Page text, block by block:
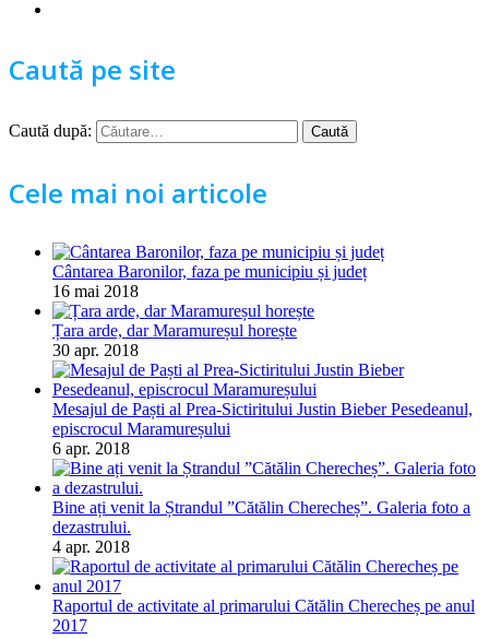
Caută pe site
Caută după:
Cele mai noi articole
Cântarea Baronilor, faza pe municipiu și județ
16 mai 2018
Țara arde, dar Maramureșul horește
30 apr. 2018
Mesajul de Paști al Prea-Sictiritului Justin Bieber Pesedeanul,
episcrocul Maramureșului
6 apr. 2018
Bine ați venit la Ștrandul ”Cătălin Cherecheș”. Galeria foto a
dezastrului.
4 apr. 2018
Raportul de activitate al primarului Cătălin Cherecheș pe anul
2017